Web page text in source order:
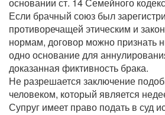
Если брачный союз был
противоречащей этическим и
нормам, договор можно признать
одно основание для
доказанная фиктивность брака.
Не разрешается заключение
человеком, который является
Супруг имеет право подать в суд